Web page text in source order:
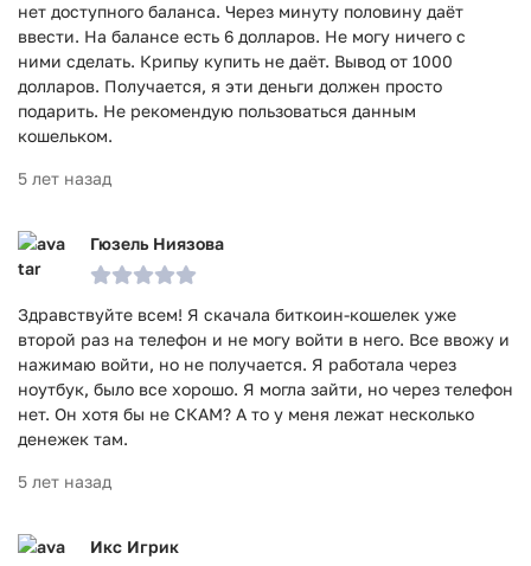
нет доступного баланса. Через минуту половину даёт
ввести. На балансе есть 6 долларов. Не могу ничего с
ними сделать. Крипьу купить не даёт. Вывод от 1000
долларов. Получается, я эти деньги должен просто
подарить. Не рекомендую пользоваться данным
кошельком.
5 лет назад
Гюзель Ниязова
Здравствуйте всем! Я скачала биткоин-кошелек уже
второй раз на телефон и не могу войти в него. Все ввожу и
нажимаю войти, но не получается. Я работала через
ноутбук, было все хорошо. Я могла зайти, но через телефон
нет. Он хотя бы не СКАМ? А то у меня лежат несколько
денежек там.
5 лет назад
Икс Игрик